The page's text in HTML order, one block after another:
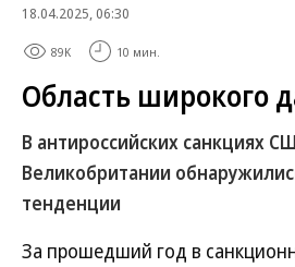
18.04.2025, 06:30
89K 10 мин.
Область широкого
В антироссийских санкциях
Великобритании
тенденции
За прошедший год в